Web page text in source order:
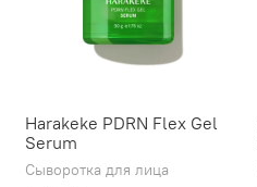
Harakeke PDRN Flex Gel
Serum
Сыворотка для лица